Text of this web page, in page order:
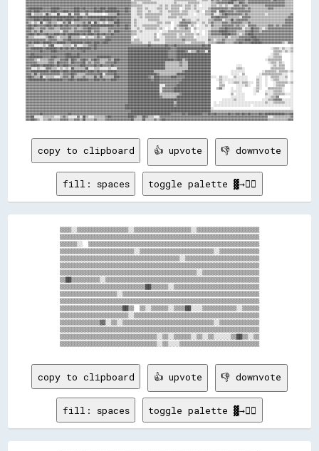
copy to clipboard 👍 upvote 👎 downvote
fill: spaces toggle palette ▓→✊🏽
▒▒▒▒░░▒▒▒▒▒▒▒▒▒▒▒▒▒▒▒▒▒▒░░▒▒▒▒▒▒▒▒▒▒▒▒▒▒▒▒▒▒▒▒░░▒▒▒▒▒▒▒▒▒▒▒▒▒▒▒▒▒▒▒▒▒▒
▒▒▒▒▒▒▒▒▒▒▒▒▒▒▒▒▒▒▒▒▒▒▒▒▒▒▒▒▒▒▒▒▒▒▒▒▒▒▒▒▒▒▒▒▒▒▒▒▒▒▒▒▒▒▒▒▒▒▒▒▒▒▒▒▒▒▒▒▒▒
▒▒▒▒▒▒░░  ▒▒▒▒▒▒▒▒▒▒▒▒▒▒▒▒▒▒▒▒▒▒▒▒▒▒▒▒▒▒▒▒▒▒▒▒▒▒▒▒▒▒▒▒▒▒▒▒▒▒▒▒▒▒▒▒▒▒▒▒
▒▒▒▒▒▒▒▒▒▒▒▒▒▒▒▒▒▒▒▒▒▒▒▒▒▒░░▒▒▒▒▒▒▒▒▒▒▒▒▒▒▒▒▒▒▒▒▒▒▒▒▒▒░░▒▒▒▒▒▒▒▒▒▒▒▒▒▒
▒▒▒▒▒▒▒▒▒▒▒▒▒▒▒▒▒▒▒▒▒▒▒▒▒▒▒▒▒▒▒▒▒▒▒▒▒▒▒▒▒▒░░▒▒▒▒▒▒▒▒▒▒▒▒▒▒▒▒▒▒▒▒▒▒▒▒▒▒
▒▒▒▒▒▒▒▒▒▒▒▒▒▒▒▒▒▒▒▒▒▒▒▒▒▒▒▒▒▒▒▒▒▒▒▒▒▒▒▒▒▒▒▒▒▒▒▒▒▒▒▒▒▒▒▒▒▒▒▒▒▒▒▒▒▒▒▒▒▒
▒▒▒▒▒▒▒▒▒▒▒▒▒▒▒▒▒▒▒▒▒▒▒▒▒▒▒▒▒▒▒▒▒▒▒▒▒▒▒▒▒▒▒▒▒▒▒▒░░▒▒▒▒▒▒▒▒▒▒▒▒▒▒▒▒▒▒▒▒
▒▒██▒▒▒▒▒▒▒▒▒▒░░▒▒▒▒▒▒▒▒▒▒▒▒▒▒▒▒▒▒▒▒▒▒▒▒▒▒▒▒▒▒▒▒▒▒▒▒▒▒▒▒▒▒▒▒▒▒▒▒▒▒▒▒▒▒
▒▒▒▒▒▒▒▒▒▒▒▒▒▒▒▒▒▒▒▒▒▒▒▒▒▒▒▒▒▒██▒▒▒▒▒▒░░▒▒▒▒▒▒▒▒▒▒▒▒▒▒▒▒▒▒▒▒▒▒▒▒▒▒▒▒▒▒
▒▒▒▒▒▒▒▒▒▒▒▒▒▒▒▒▒▒▒▒░░▒▒▒▒▒▒▒▒▒▒▒▒▒▒▒▒▒▒▒▒▒▒▒▒▒▒▒▒▒▒▒▒▒▒▒▒▒▒▒▒▒▒▒▒▒▒▒▒
▒▒▒▒▒▒▒▒▒▒▒▒▒▒▒▒▒▒▒▒▒▒▒▒▒▒▒▒▒▒▒▒▒▒▒▒▒▒▒▒▒▒▒▒▒▒▒▒▒▒▒▒▒▒▒▒▒▒▒▒▒▒▒▒▒▒▒▒▒▒
▒▒▒▒▒▒▒▒▒▒▒▒▒▒▒▒▒▒▒▒▒▒██▒▒  ▒▒░░▒▒▒▒▒▒░░▒▒▒▒██░░░░▒▒▒▒▒▒▒▒▒▒▒▒░░▒▒▒▒▒▒
▒▒▒▒▒▒▒▒▒▒▒▒▒▒▒▒▒▒▒▒▒▒▒▒░░▒▒▒▒▒▒▒▒▒▒▒▒▒▒▒▒▒▒▒▒▒▒▒▒▒▒▒▒▒▒▒▒▒▒▒▒▒▒▒▒▒▒▒▒
▒▒▒▒▒▒▒▒▒▒▒▒▒▒▓▓░░▒▒░░▒▒▒▒▒▒▒▒▒▒▒▒▒▒▒▒▒▒▒▒▒▒▒▒▒▒▒▒▒▒▒▒░░▒▒▒▒▒▒▒▒▒▒▒▒▒▒
▒▒▒▒▒▒▒▒▒▒▒▒▒▒▒▒▒▒▒▒▒▒▒▒▒▒▒▒▒▒▒▒▒▒▒▒▒▒▒▒▒▒▒▒▒▒▒▒▒▒▒▒▒▒▒▒▒▒▒▒▒▒▒▒▒▒▒▒▒▒
▒▒▒▒▒▒▒▒▒▒▒▒▒▒▒▒▒▒▒▒▒▒▒▒▒▒▒▒▒▒▒▒▒▒░░▒▒░░▒▒▒▒▒▒░░▒▒░░▒▒░░░░░░▒▒██▒▒░░▒▒
copy to clipboard 👍 upvote 👎 downvote
fill: spaces toggle palette ▓→✊🏽